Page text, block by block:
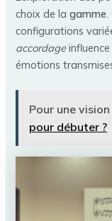
choix de lagamme.
configurations
accordageinfluence
émotions
Pour une
pour débuter ?